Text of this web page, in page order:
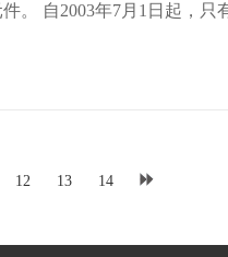
家内被
12 13 14